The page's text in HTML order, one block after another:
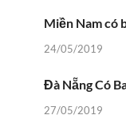
Miền Nam có
24/05/2019
Đà Nẵng Có
27/05/2019